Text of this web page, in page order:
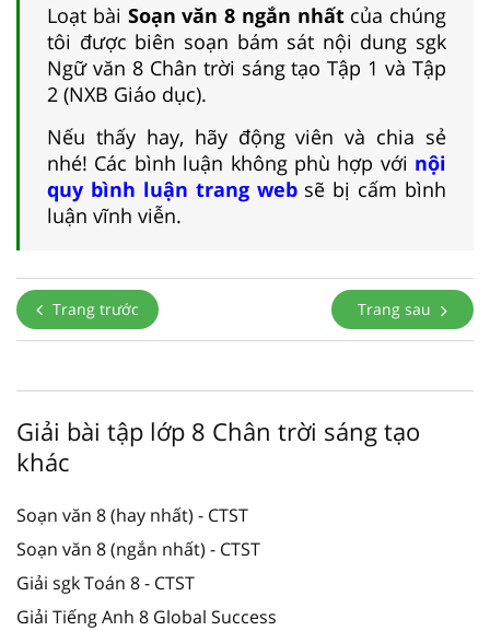
Loạt bài Soạn văn 8 ngắn nhấtcủa chúng
tôi được biên soạn bám sát nội dung sgk
Ngữ văn 8 Chân trời sáng tạo Tập 1 và Tập
2 (NXB Giáo dục).
Nếu thấy hay, hãy động viên và chia sẻ
nhé! Các bình luận không phù hợp với nội
quy bình luận trang websẽ bị cấm bình
luận vĩnh viễn.
Trang trước Trang sau
Giải bài tập lớp 8 Chân trời sáng tạo
khác
Soạn văn 8 (hay nhất) - CTST
Soạn văn 8 (ngắn nhất) - CTST
Giải sgk Toán 8 - CTST
Giải Tiếng Anh 8 Global Success